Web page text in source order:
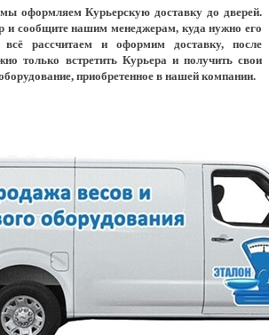
оформляем Курьерскую доставку до дверей.
и сообщите нашим менеджерам, куда нужно его
рассчитаем и оформим доставку, после
только встретить Курьера и получить свои
приобретенное в нашей компании.